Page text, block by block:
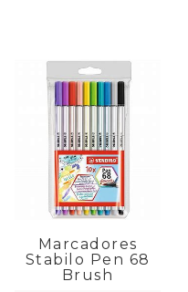
Marcadores
Stabilo Pen 68
Brush